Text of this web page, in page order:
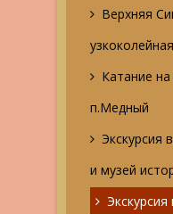
Верхняя
Катание
п.Медный
Экскурсия
и музей